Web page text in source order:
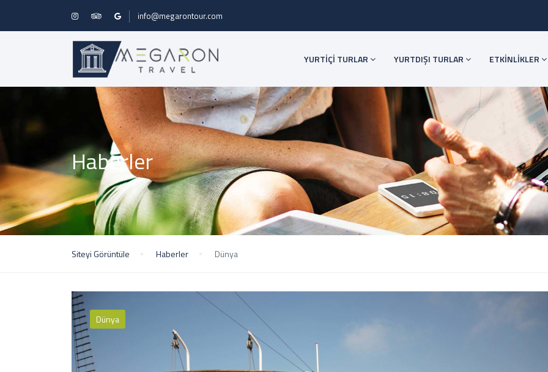
info@megarontour.com
YURTİÇİ TURLAR YURTDIŞI TURLAR ETKİNLİKLER
Haberler
Siteyi Görüntüle Haberler Dünya
Dünya